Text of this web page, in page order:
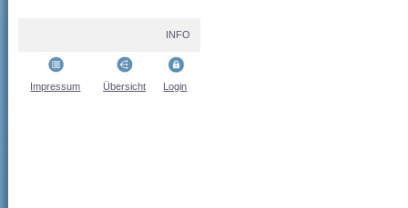
INFO
Impressum Übersicht Login